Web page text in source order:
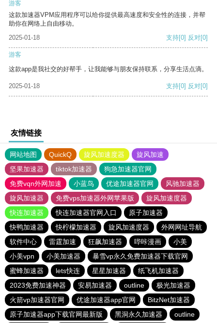
游客
这款加速器VPM应用程序可以给你提供最高速度和安全性的连接，并帮
助你在网络上自由移动。
2025-01-18
支持[0] 反对[0]
游客
这款app是我社交的好帮手，让我能够与朋友保持联系，分享生活点滴。
2025-01-18 支持[0] 反对[0]
友情链接
网站地图 QuickQ 旋风加速度器
旋风加速
坚果加速器
tiktok加速器
狗急加速器官网
免费vqn外网加速
小蓝鸟 优途加速器官网
风驰加速器
旋风加速器
免费vps加速器外网苹果版
旋风加速度器
快连加速器
快连加速器官网入口
原子加速器
快鸭加速器
快柠檬加速器 旋风加速度器
外网网址导航
软件中心
雷霆加速 狂飙加速器 哔咔漫画
小美
小美vpn
小美加速器
暴雪vp永久免费加速器下载官网
蜜蜂加速器
lets快连 星星加速器
纸飞机加速器
2023免费加速神器
安易加速器 outline
极光加速器
火箭vp加速器官网
优途加速器app官网
BitzNet加速器
原子加速器app下载官网最新版
黑洞永久加速器 outline